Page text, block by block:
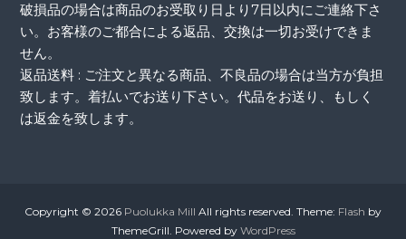
破損品の場合は商品のお受取り日より7日以内にご連絡下さ
い。お客様のご都合による返品、交換は一切お受けできま
せん。
返品送料 : ご注文と異なる商品、不良品の場合は当方が負担
致します。着払いでお送り下さい。代品をお送り、もしく
は返金を致します。
Copyright © 2026 Puolukka Mill All rights reserved. Theme: Flash by
ThemeGrill. Powered by WordPress